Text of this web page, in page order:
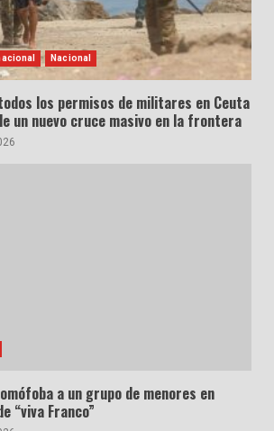
Nacional
los permisos de militares en Ceuta
un nuevo cruce masivo en la frontera
a un grupo de menores en
“viva Franco”